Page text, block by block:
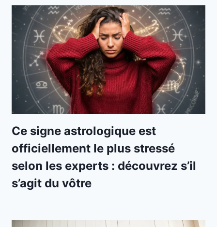
Ce signe astrologique est
officiellement le plus stressé
selon les experts : découvrez s’il
s’agit du vôtre